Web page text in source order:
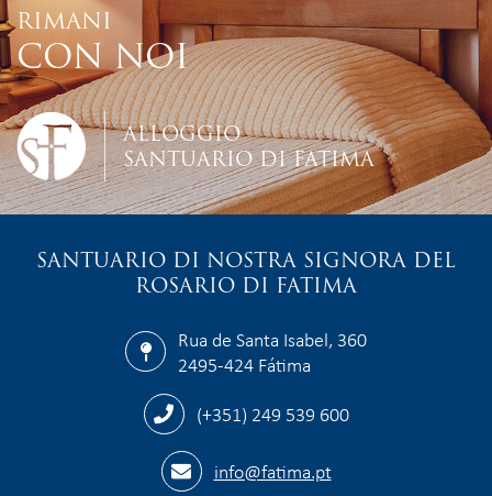
RIMANI
CON NOI
ALLOGGIO
SANTUARIO DI FATIMA
SANTUARIO DI NOSTRA SIGNORA DEL
ROSARIO DI FATIMA
Rua de Santa Isabel, 360
2495-424 Fátima
(+351) 249 539 600
info@fatima.pt